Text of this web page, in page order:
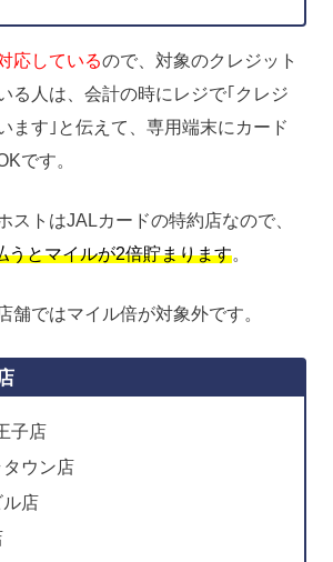
応しているので、対象のクレジット
る人は、会計の時にレジで｢クレジ
ます｣と伝えて、専用端末にカード
です。
ストはJALカードの特約店なので、
うとマイルが2倍貯まります。
舗ではマイル倍が対象外です。
子店
ウン店
店